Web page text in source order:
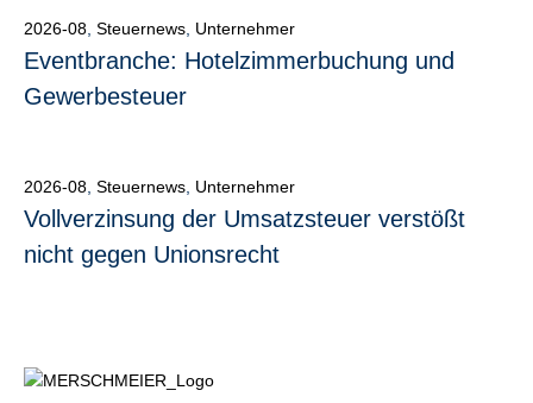
2026-08 Steuernews Unternehmer
Eventbranche: Hotelzimmerbuchung und
Gewerbesteuer
2026-08 Steuernews Unternehmer
Vollverzinsung der Umsatzsteuer verstößt
nicht gegen Unionsrecht